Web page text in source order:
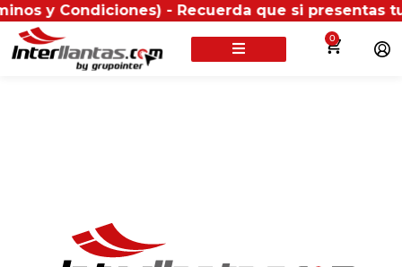
Condiciones) - Recuerda que si presentas tu
0